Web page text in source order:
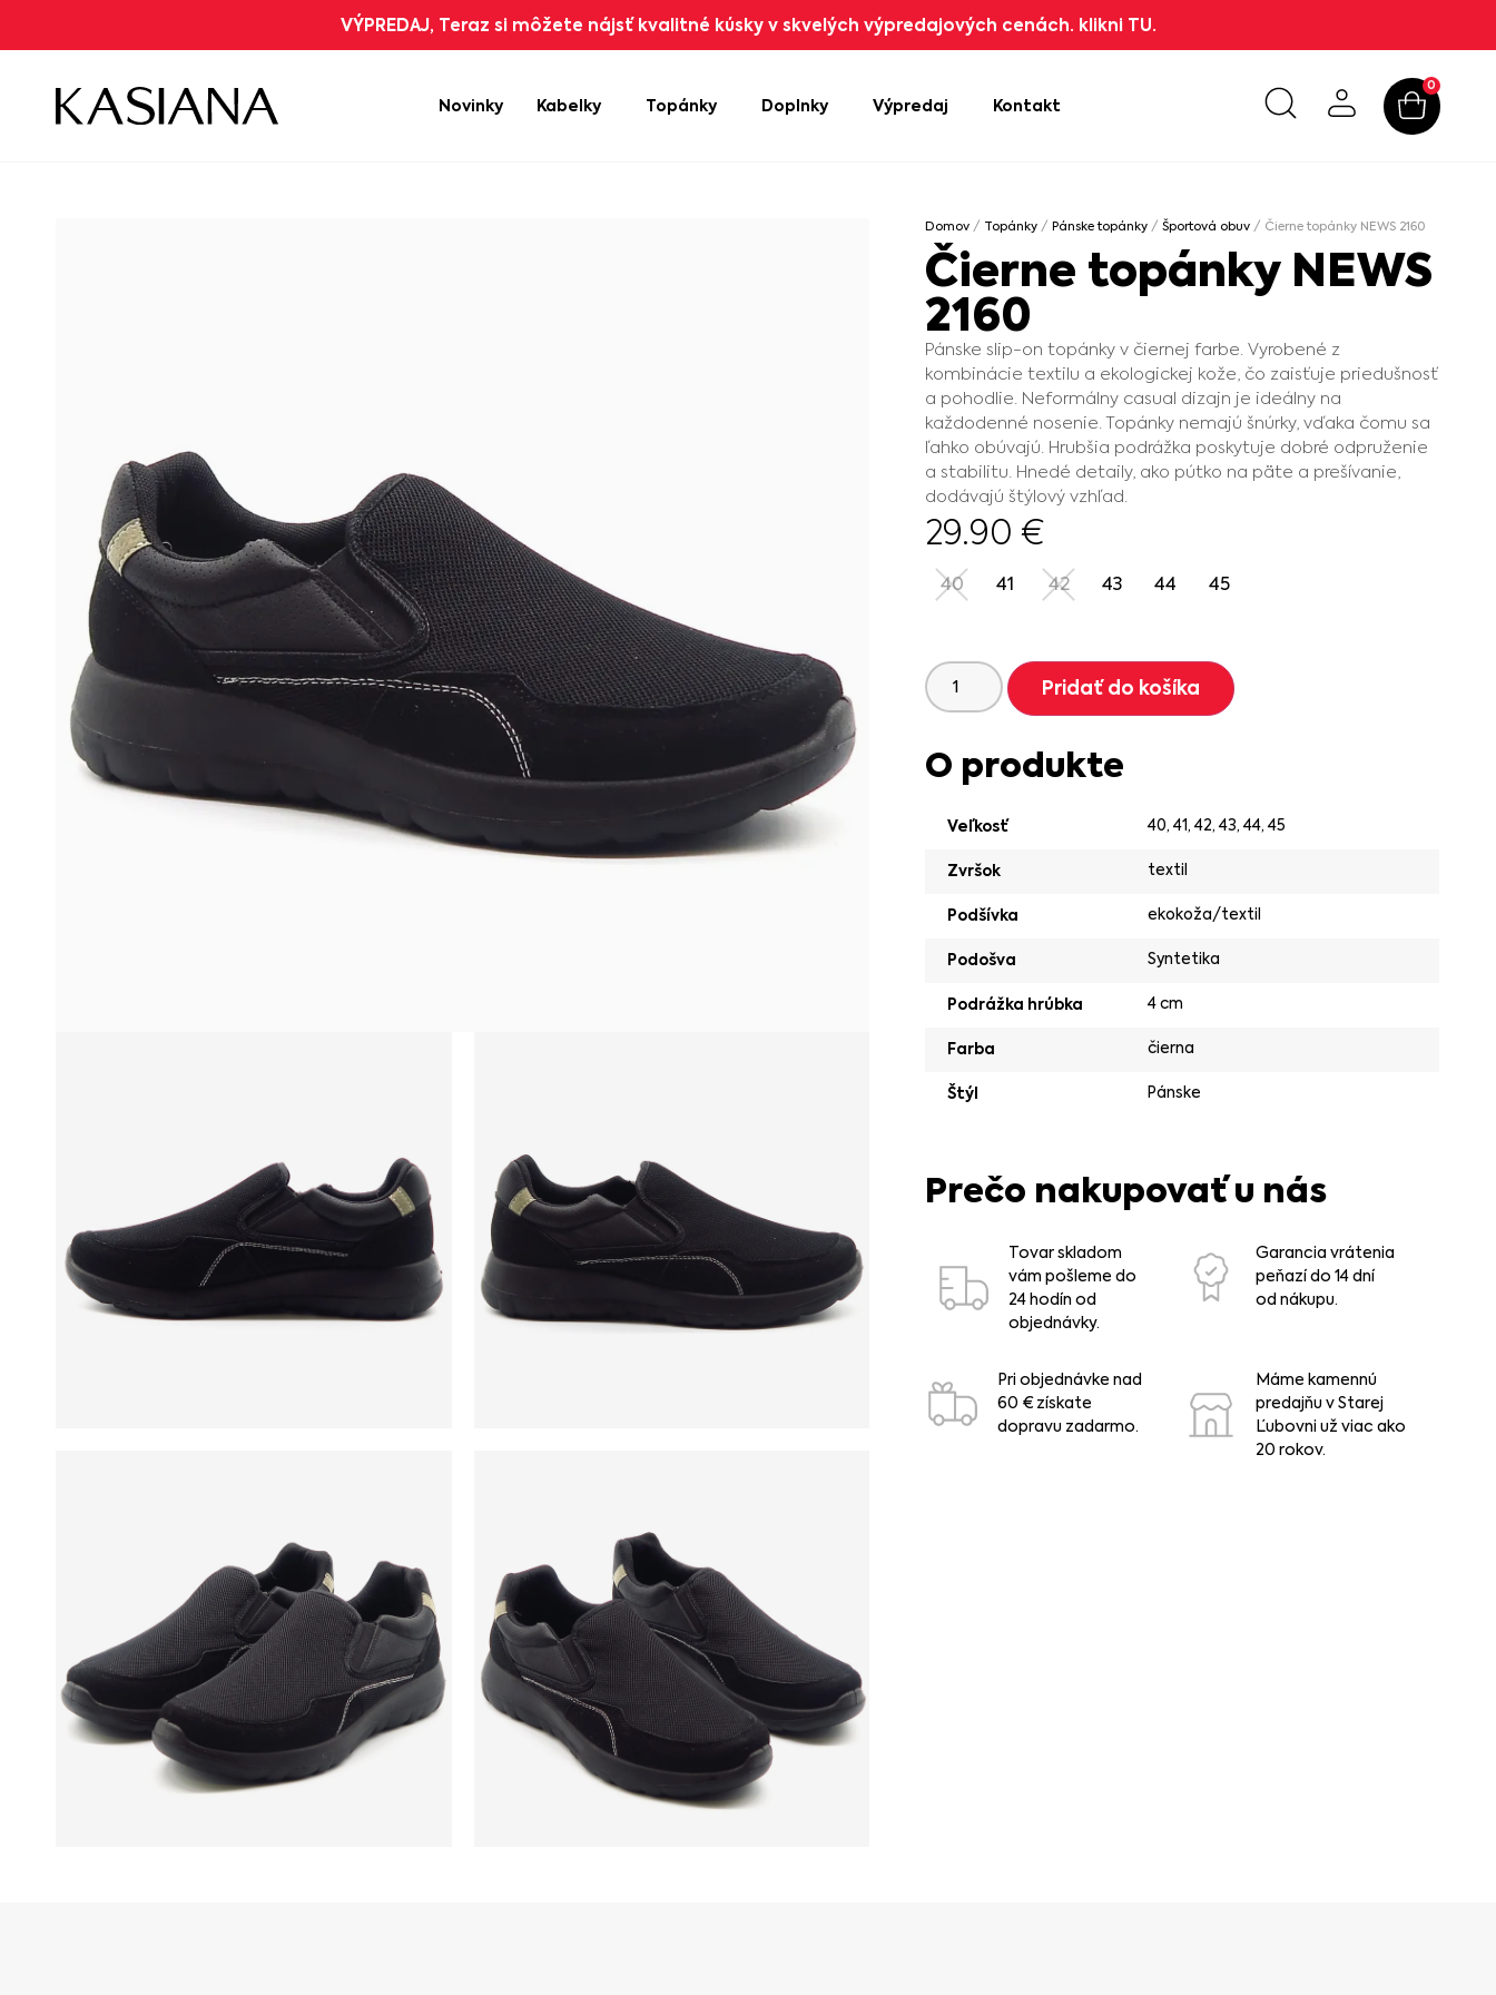
VÝPREDAJ, Teraz si môžete nájsť kvalitné kúsky v skvelých výpredajových cenách. klikni TU.
Novinky Kabelky Topánky Doplnky Výpredaj Kontakt
0
Domov / Topánky /Pánske topánky /Športová obuv / Čierne topánky NEWS 2160
Čierne topánky NEWS
2160
Pánske slip-on topánky v čiernej farbe. Vyrobené z
kombinácie textilu a ekologickej kože, čo zaisťuje priedušnosť
a pohodlie. Neformálny casual dizajn je ideálny na
každodenné nosenie. Topánky nemajú šnúrky, vďaka čomu sa
ľahko obúvajú. Hrubšia podrážka poskytuje dobré odpruženie
a stabilitu. Hnedé detaily, ako pútko na päte a prešívanie,
dodávajú štýlový vzhľad.
29.90€
40 41 42 43 44 45
Pridať do košíka
O produkte
Veľkosť 40,41,42,43,44,45
Zvršok textil
Podšívka ekokoža/textil
Podošva Syntetika
Podrážka hrúbka 4 cm
Farba čierna
Štýl Pánske
Prečo nakupovať u nás
Tovar skladom
vám pošleme do
24 hodín od
objednávky.
Garancia vrátenia
peňazí do 14 dní
od nákupu.
Pri objednávke nad
60 € získate
dopravu zadarmo.
Máme kamennú
predajňu v Starej
Ľubovni už viac ako
20 rokov.